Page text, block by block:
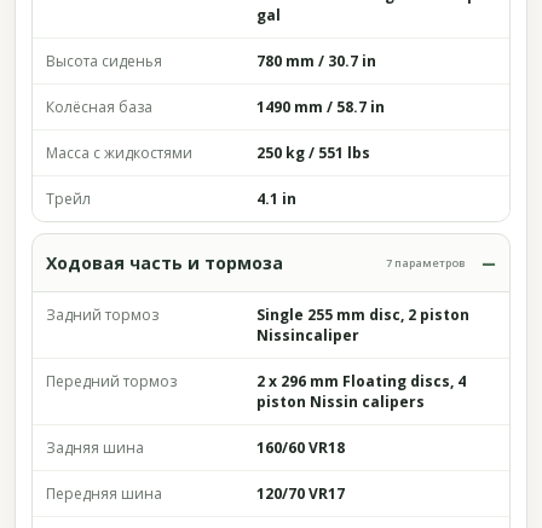
gal
Высота сиденья 780 mm / 30.7 in
Колёсная база 1490 mm / 58.7 in
Масса с жидкостями 250 kg / 551 lbs
Трейл 4.1 in
Ходовая часть и тормоза 7 параметров
Задний тормоз
Single 255 mm disc, 2 piston
Nissincaliper
Передний тормоз
2 x 296 mm Floating discs, 4
piston Nissin calipers
Задняя шина 160/60 VR18
Передняя шина 120/70 VR17